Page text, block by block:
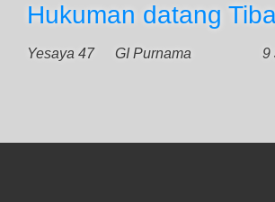
Hukuman datang
Yesaya 47 9
GI Purnama